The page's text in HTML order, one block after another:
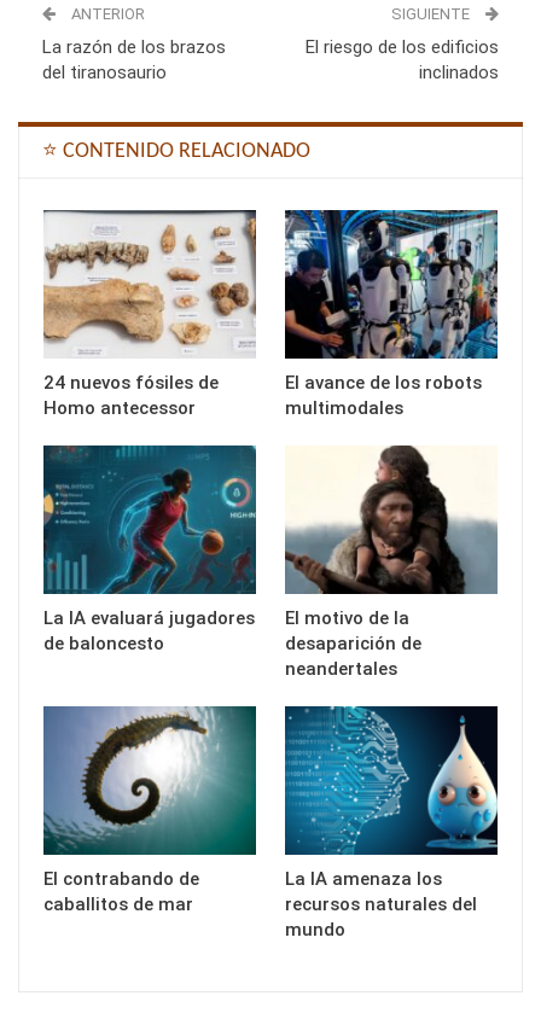
ANTERIOR
La razón de los brazos
del tiranosaurio
SIGUIENTE
El riesgo de los edificios
inclinados
⭐ CONTENIDO RELACIONADO
24 nuevos fósiles de
Homo antecessor
El avance de los robots
multimodales
La IA evaluará jugadores
de baloncesto
El motivo de la
desaparición de
neandertales
El contrabando de
caballitos de mar
La IA amenaza los
recursos naturales del
mundo